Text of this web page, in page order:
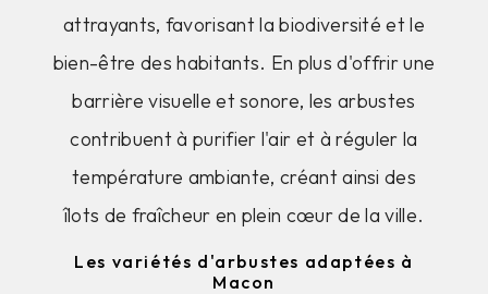
attrayants, favorisant la biodiversité et le
bien-être des habitants. En plus d'offrir une
barrière visuelle et sonore, les arbustes
contribuent à purifier l'air et à réguler la
température ambiante, créant ainsi des
îlots de fraîcheur en plein cœur de la ville.
Les variétés d'arbustes adaptées à
Macon